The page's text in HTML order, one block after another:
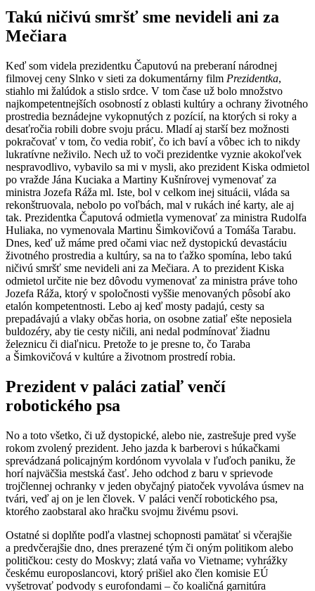
Takú ničivú smršť sme nevideli ani za
Mečiara
Keď som videla prezidentku Čaputovú na preberaní národnej
filmovej ceny Slnko v sieti za dokumentárny film Prezidentka,
stiahlo mi žalúdok a stislo srdce. V tom čase už bolo množstvo
najkompetentnejších osobností z oblasti kultúry a ochrany životného
prostredia beznádejne vykopnutých z pozícií, na ktorých si roky a
desaťročia robili dobre svoju prácu. Mladí aj starší bez možnosti
pokračovať v tom, čo vedia robiť, čo ich baví a vôbec ich to nikdy
lukratívne neživilo. Nech už to voči prezidentke vyznie akokoľvek
nespravodlivo, vybavilo sa mi v mysli, ako prezident Kiska odmietol
po vražde Jána Kuciaka a Martiny Kušnírovej vymenovať za
ministra Jozefa Ráža ml. Iste, bol v celkom inej situácii, vláda sa
rekonštruovala, nebolo po voľbách, mal v rukách iné karty, ale aj
tak. Prezidentka Čaputová odmietla vymenovať za ministra Rudolfa
Huliaka, no vymenovala Martinu Šimkovičovú a Tomáša Tarabu.
Dnes, keď už máme pred očami viac než dystopickú devastáciu
životného prostredia a kultúry, sa na to ťažko spomína, lebo takú
ničivú smršť sme nevideli ani za Mečiara. A to prezident Kiska
odmietol určite nie bez dôvodu vymenovať za ministra práve toho
Jozefa Ráža, ktorý v spoločnosti vyššie menovaných pôsobí ako
etalón kompetentnosti. Lebo aj keď mosty padajú, cesty sa
prepadávajú a vlaky občas horia, on osobne zatiaľ ešte neposiela
buldozéry, aby tie cesty ničili, ani nedal podmínovať žiadnu
železnicu či diaľnicu. Pretože to je presne to, čo Taraba
a Šimkovičová v kultúre a životnom prostredí robia.
Prezident v paláci zatiaľ venčí
robotického psa
No a toto všetko, či už dystopické, alebo nie, zastrešuje pred vyše
rokom zvolený prezident. Jeho jazda k barberovi s húkačkami
sprevádzaná policajným kordónom vyvolala v ľuďoch paniku, že
horí najväčšia mestská časť. Jeho odchod z baru v sprievode
trojčlennej ochranky v jeden obyčajný piatoček vyvoláva úsmev na
tvári, veď aj on je len človek. V paláci venčí robotického psa,
ktorého zaobstaral ako hračku svojmu živému psovi.
Ostatné si doplňte podľa vlastnej schopnosti pamätať si včerajšie
a predvčerajšie dno, dnes prerazené tým či oným politikom alebo
političkou: cesty do Moskvy; zlatá vaňa vo Vietname; vyhrážky
českému europoslancovi, ktorý prišiel ako člen komisie EÚ
vyšetrovať podvody s eurofondami – čo koaličná garnitúra